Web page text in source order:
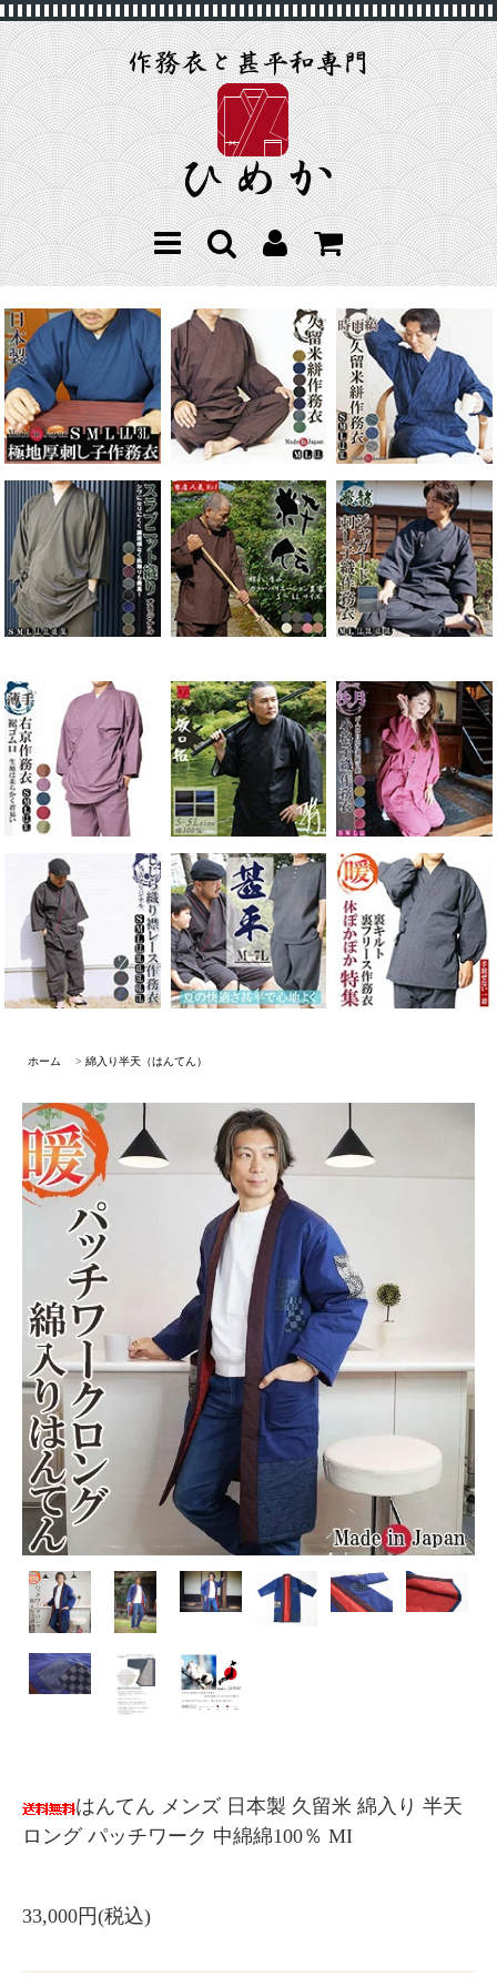
ホーム > 綿入り半天（はんてん）
はんてん メンズ 日本製 久留米 綿入り 半天
ロング パッチワーク 中綿綿100％ MI
33,000円(税込)